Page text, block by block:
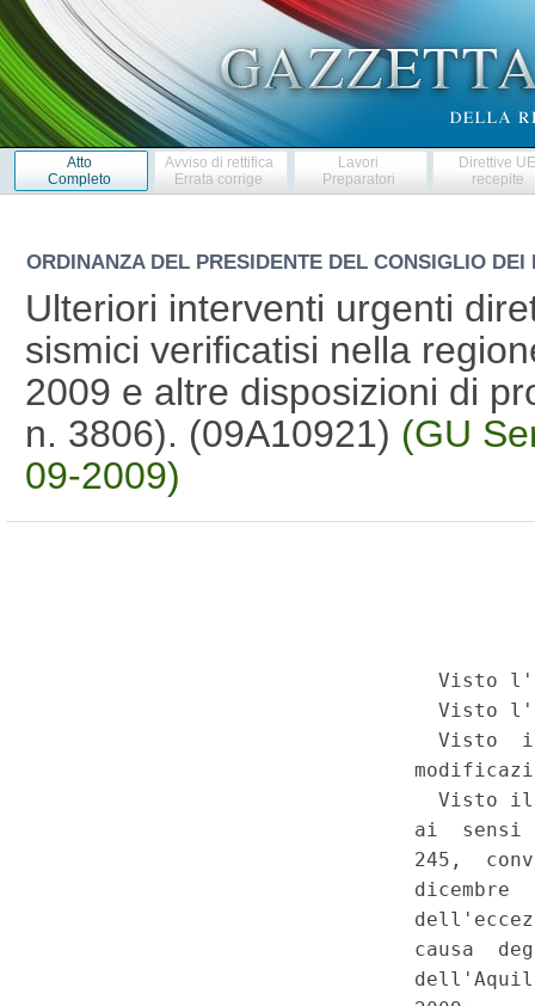
Atto
Completo
Avviso di rettifica
Errata corrige
Lavori
Preparatori
Direttive
recepite
ORDINANZA DEL PRESIDENTE DEL CONSIGLIO
Ulteriori interventi urgenti
sismici verificatisi nella
2009 e altre disposizioni di
n. 3806). (09A10921) (GU
09-2009)